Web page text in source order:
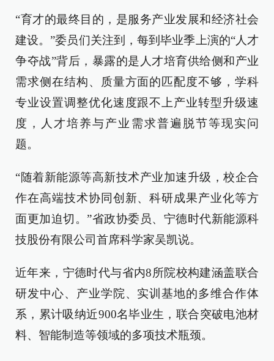
“育才的最终目的，是服务产业发展和经济社会
建设。”委员们关注到，每到毕业季上演的“人才
争夺战”背后，暴露的是人才培育供给侧和产业
需求侧在结构、质量方面的匹配度不够，学科
专业设置调整优化速度跟不上产业转型升级速
度，人才培养与产业需求普遍脱节等现实问
题。
“随着新能源等高新技术产业加速升级，校企合
作在高端技术协同创新、科研成果产业化等方
面更加迫切。”省政协委员、宁德时代新能源科
技股份有限公司首席科学家吴凯说。
近年来，宁德时代与省内8所院校构建涵盖联合
研发中心、产业学院、实训基地的多维合作体
系，累计吸纳近900名毕业生，联合突破电池材
料、智能制造等领域的多项技术瓶颈。